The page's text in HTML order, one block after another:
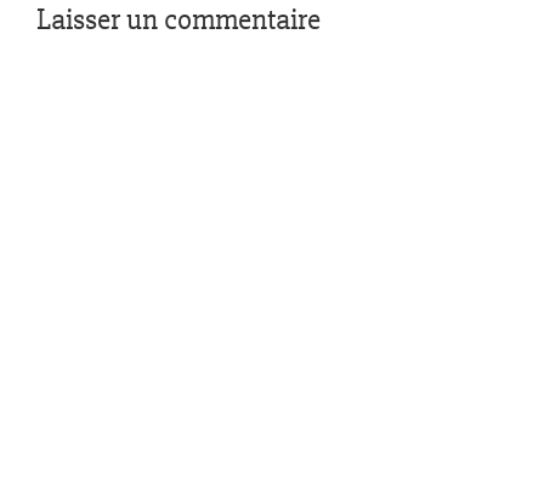
Laisser un commentaire